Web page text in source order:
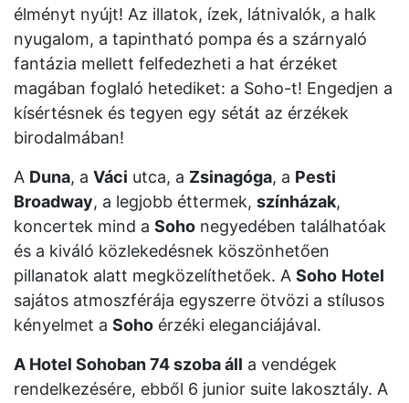
élményt nyújt! Az illatok, ízek, látnivalók, a halk
nyugalom, a tapintható pompa és a szárnyaló
fantázia mellett felfedezheti a hat érzéket
magában foglaló hetediket: a Soho-t! Engedjen a
kísértésnek és tegyen egy sétát az érzékek
birodalmában!
A Duna, a Váci utca, a Zsinagóga, a Pesti
Broadway, a legjobb éttermek, színházak,
koncertek mind a Soho negyedében találhatóak
és a kiváló közlekedésnek köszönhetően
pillanatok alatt megközelíthetőek. A Soho Hotel
sajátos atmoszférája egyszerre ötvözi a stílusos
kényelmet a Soho érzéki eleganciájával.
A Hotel Sohoban 74 szoba áll a vendégek
rendelkezésére, ebből 6 junior suite lakosztály. A